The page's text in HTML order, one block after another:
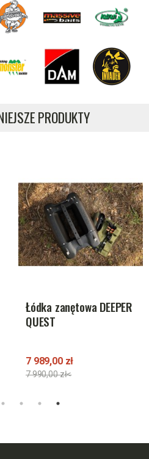
PRODUKTY
Żyłka Shimano
Technium 0,355mm
149,00 zł